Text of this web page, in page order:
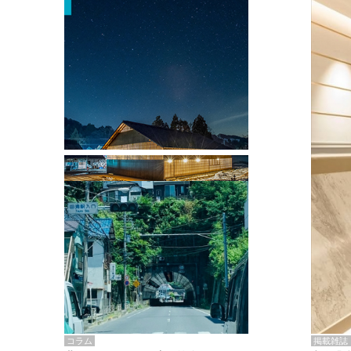
掲載雑誌
掲載雑誌・書籍
『街歩き研修「アールデコとモダニズ
ム、和風バロック」』のレポート記事が
掲載
コラム